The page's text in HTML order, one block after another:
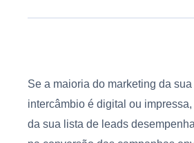
Se a maioria do marketing da
intercâmbio é digital ou impressa,
da sua lista de leads